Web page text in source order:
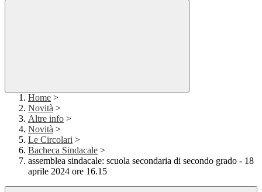
Home >
Novità >
Altre info >
Novità >
Le Circolari >
Bacheca Sindacale >
assemblea sindacale: scuola secondaria di secondo grado - 18
aprile 2024 ore 16.15